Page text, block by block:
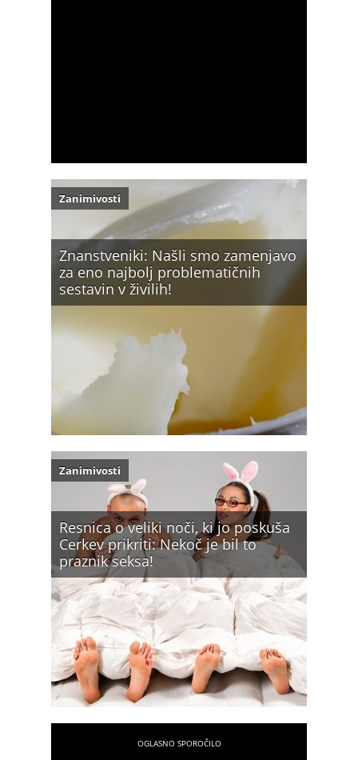
Znanstveniki: Našli smo zamenjavo
za eno najbolj problematičnih
sestavin v živilih!
Zanimivosti
Resnica o veliki noči, ki jo poskuša
Cerkev prikriti: Nekoč je bil to
praznik seksa!
Zanimivosti